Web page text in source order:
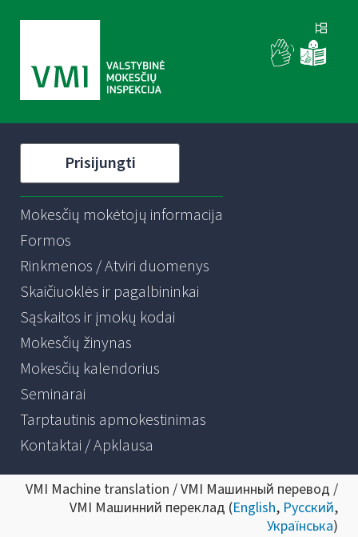
Prisijungti
Mokesčių mokėtojų informacija
Formos
Rinkmenos / Atviri duomenys
Skaičiuoklės ir pagalbininkai
Sąskaitos ir įmokų kodai
Mokesčių žinynas
Mokesčių kalendorius
Seminarai
Tarptautinis apmokestinimas
Kontaktai / Apklausa
VMI Machine translation / VMI Машинный перевод /
VMI Машинний переклад (English, Русский,
Українська)